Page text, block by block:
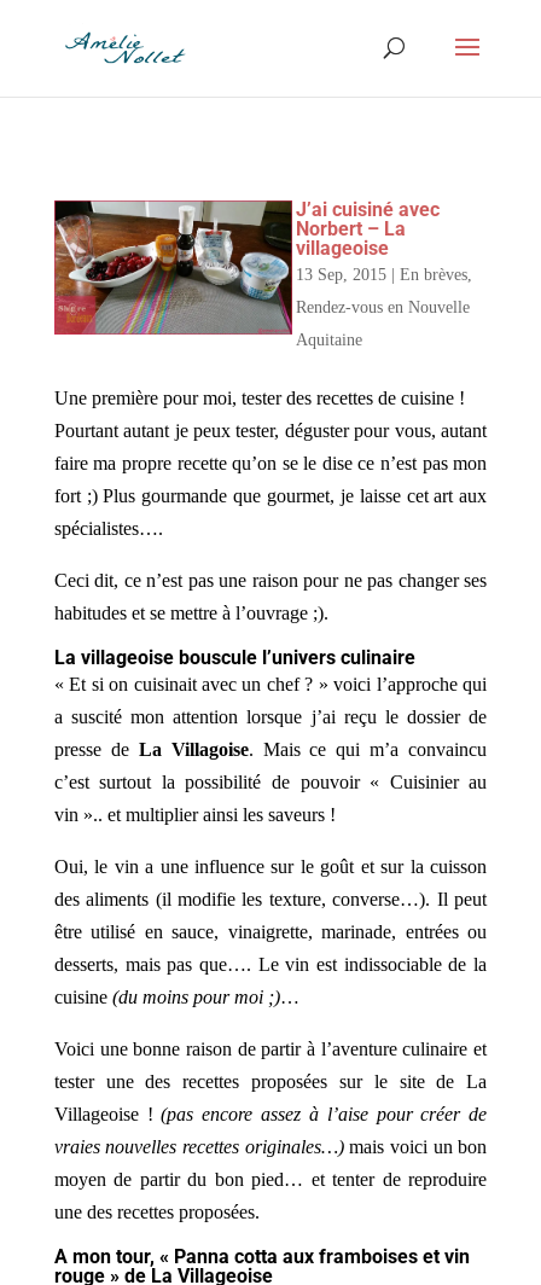
J’ai cuisiné avec
Norbert – La
villageoise
13 Sep, 2015 |En brèves,
Rendez-vous en Nouvelle
Aquitaine
Une première pour moi, tester des recettes de cuisine !
Pourtant autant je peux tester, déguster pour vous, autant
faire ma propre recette qu’on se le dise ce n’est pas mon
fort ;) Plus gourmande que gourmet, je laisse cet art aux
spécialistes….
Ceci dit, ce n’est pas une raison pour ne pas changer ses
habitudes et se mettre à l’ouvrage ;).
La villageoise bouscule l’univers culinaire
« Et si on cuisinait avec un chef ? » voici l’approche qui
a suscité mon attention lorsque j’ai reçu le dossier de
presse de La Villagoise. Mais ce qui m’a convaincu
c’est surtout la possibilité de pouvoir « Cuisinier au
vin ».. et multiplier ainsi les saveurs !
Oui, le vin a une influence sur le goût et sur la cuisson
des aliments (il modifie les texture, converse…). Il peut
être utilisé en sauce, vinaigrette, marinade, entrées ou
desserts, mais pas que…. Le vin est indissociable de la
cuisine (du moins pour moi ;)…
Voici une bonne raison de partir à l’aventure culinaire et
tester une des recettes proposées sur le site de La
Villageoise !(pas encore assez à l’aise pour créer de
vraies nouvelles recettes originales…)mais voici un bon
moyen de partir du bon pied… et tenter de reproduire
une des recettes proposées.
A mon tour, « Panna cotta aux framboises et vin
rouge » de La Villageoise